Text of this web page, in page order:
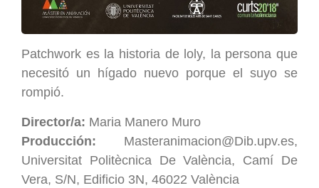
Patchwork es la historia de loly, la persona que
necesitó un hígado nuevo porque el suyo se
rompió.
Director/a: Maria Manero Muro
Producción: Masteranimacion@Dib.upv.es,
Universitat Politècnica De València, Camí De
Vera, S/N, Edificio 3N, 46022 València